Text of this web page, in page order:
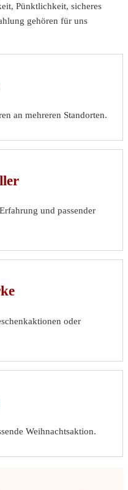
Pünktlichkeit, sicheres
gehören für uns
an mehreren Standorten.
und passender
oder
Weihnachtsaktion.